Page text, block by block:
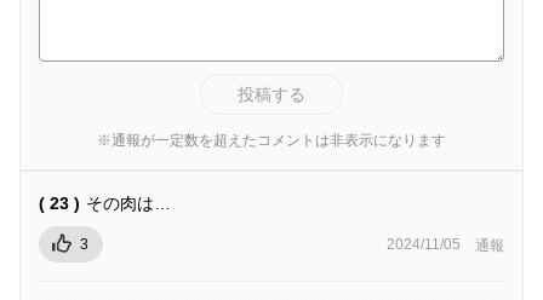
投稿する
※通報が一定数を超えたコメントは非表示になります
( 23 ) その肉は…
3 2024/11/05 通報